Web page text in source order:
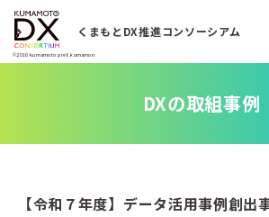
©2010 kumamoto pref. kumamon
くまもとDX推進コンソーシアム
DXの取組事例
【令和７年度】データ活用事例創出